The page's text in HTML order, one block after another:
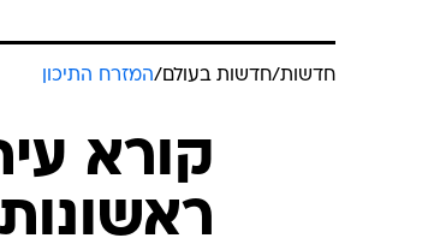
חדשות/חדשות בעולם/המזרח התיכון
קורא